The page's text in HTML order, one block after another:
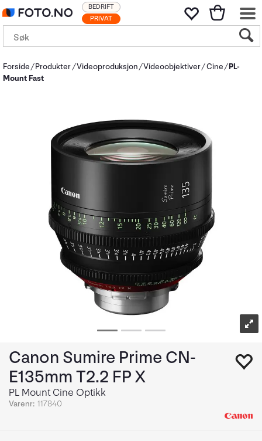
PRIVAT
BEDRIFT
Forside Produkter Videoproduksjon Videoobjektiver Cine PL-
Mount Fast
Canon Sumire Prime CN-
E135mm T2.2 FP X
PL Mount Cine Optikk
Varenr: 117840